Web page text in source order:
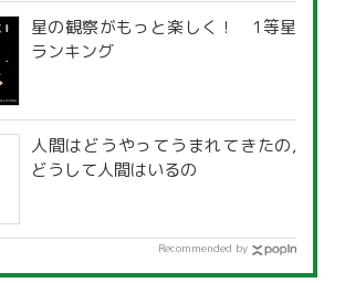
星の観察がもっと楽しく！ 1等星
ランキング
人間はどうやってうまれてきたの,
どうして人間はいるの
Recommended by